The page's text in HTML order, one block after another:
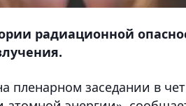
радиационной
пленарном заседании в